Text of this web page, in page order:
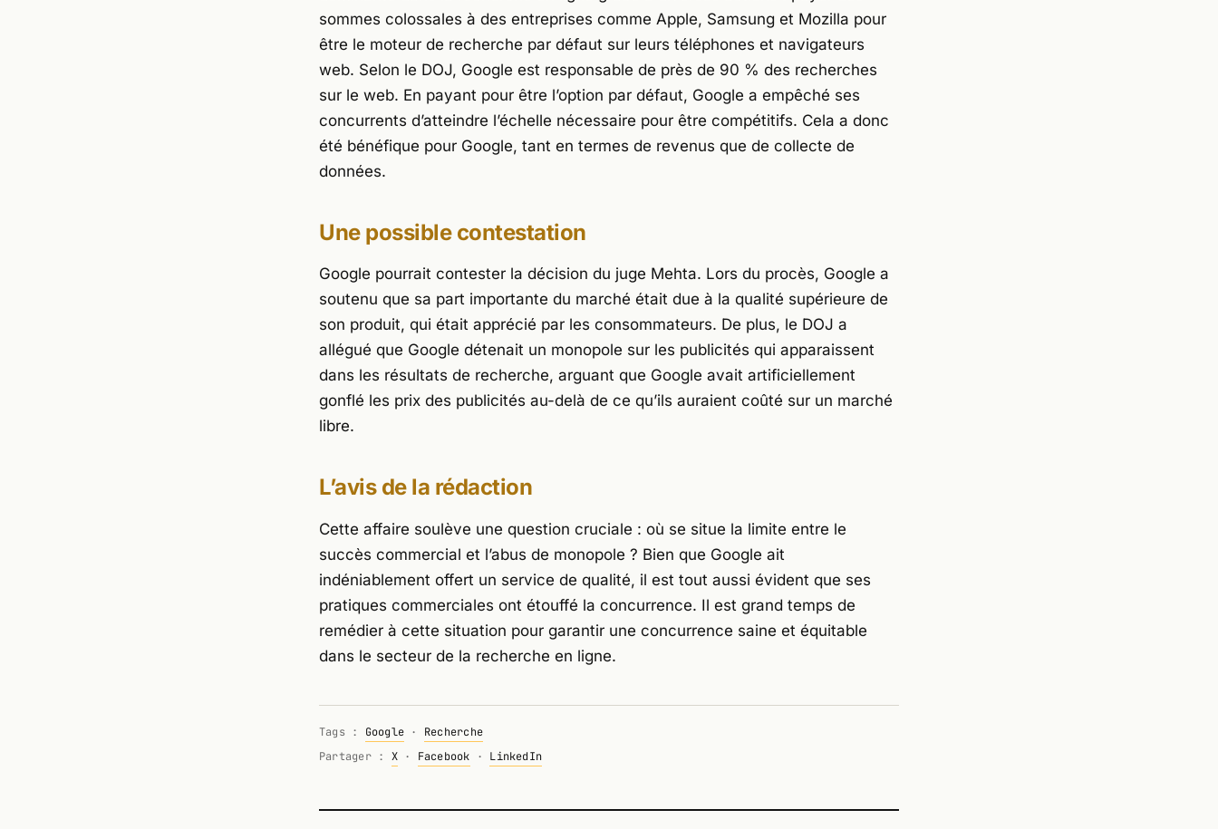
sommes colossales à des entreprises comme Apple, Samsung et Mozilla pour
être le moteur de recherche par défaut sur leurs téléphones et navigateurs
web. Selon le DOJ, Google est responsable de près de 90 % des recherches
sur le web. En payant pour être l’option par défaut, Google a empêché ses
concurrents d’atteindre l’échelle nécessaire pour être compétitifs. Cela a donc
été bénéfique pour Google, tant en termes de revenus que de collecte de
données.
Une possible contestation
Google pourrait contester la décision du juge Mehta. Lors du procès, Google a
soutenu que sa part importante du marché était due à la qualité supérieure de
son produit, qui était apprécié par les consommateurs. De plus, le DOJ a
allégué que Google détenait un monopole sur les publicités qui apparaissent
dans les résultats de recherche, arguant que Google avait artificiellement
gonflé les prix des publicités au-delà de ce qu’ils auraient coûté sur un marché
libre.
L’avis de la rédaction
Cette affaire soulève une question cruciale : où se situe la limite entre le
succès commercial et l’abus de monopole ? Bien que Google ait
indéniablement offert un service de qualité, il est tout aussi évident que ses
pratiques commerciales ont étouffé la concurrence. Il est grand temps de
remédier à cette situation pour garantir une concurrence saine et équitable
dans le secteur de la recherche en ligne.
Tags : Google · Recherche
Partager : X· Facebook · LinkedIn